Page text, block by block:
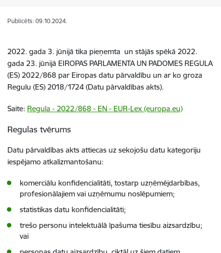
Publicēts: 09.10.2024.
2022. gada 3. jūnijā tika pieņemta un stājās spēkā 2022.
gada 23. jūnijā EIROPAS PARLAMENTA UN PADOMES REGULA
(ES) 2022/868 par Eiropas datu pārvaldību un ar ko groza
Regulu (ES) 2018/1724 (Datu pārvaldības akts).
Saite: Regula - 2022/868 - EN - EUR-Lex (europa.eu)
Regulas tvērums
Datu pārvaldības akts attiecas uz sekojošu datu kategoriju
iespējamo atkalizmantošanu:
komerciālu konfidencialitāti, tostarp uzņēmējdarbības,
profesionālajiem vai uzņēmumu noslēpumiem;
statistikas datu konfidencialitāti;
trešo personu intelektuālā īpašuma tiesību aizsardzību;
vai